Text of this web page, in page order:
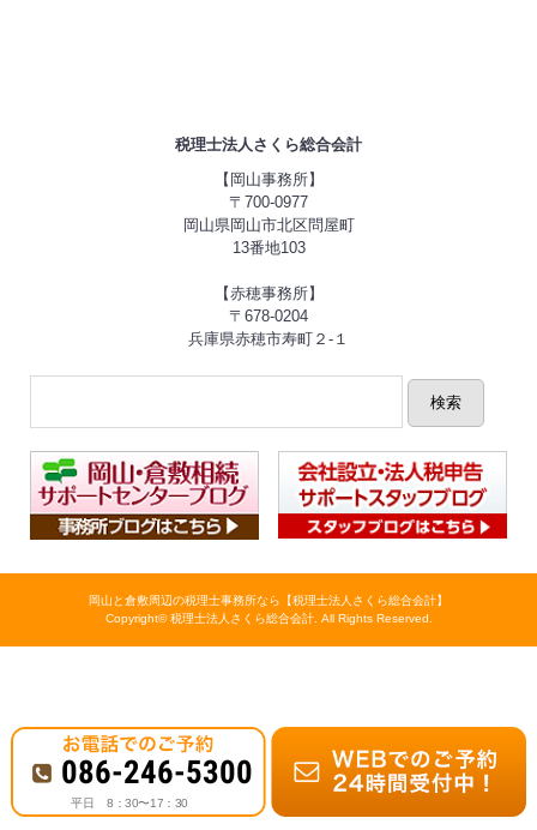
税理士法人さくら総合会計
【岡山事務所】
〒700-0977
岡山県岡山市北区問屋町
13番地103
【赤穂事務所】
〒678-0204
兵庫県赤穂市寿町２-１
岡山と倉敷周辺の税理士事務所なら【税理士法人さくら総合会計】
Copyright© 税理士法人さくら総合会計. All Rights Reserved.
086-246-5300
平日 8：30〜17：30